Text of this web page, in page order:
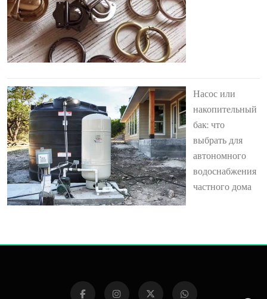
Насос или
накопительный
бак: что
выбрать для
автономного
водоснабжения
частного дома